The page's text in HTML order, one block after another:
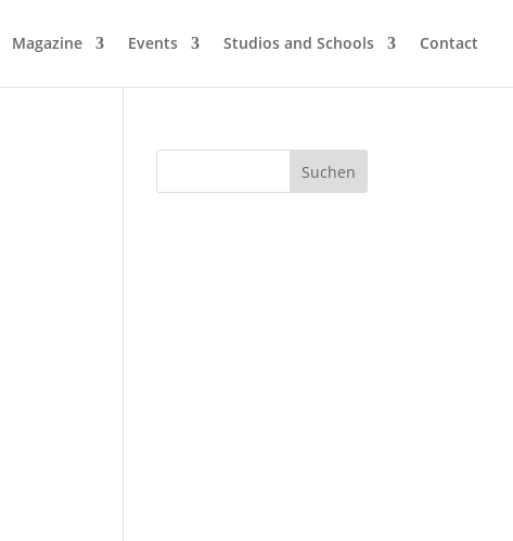
Magazine Events Studios and Schools Contact